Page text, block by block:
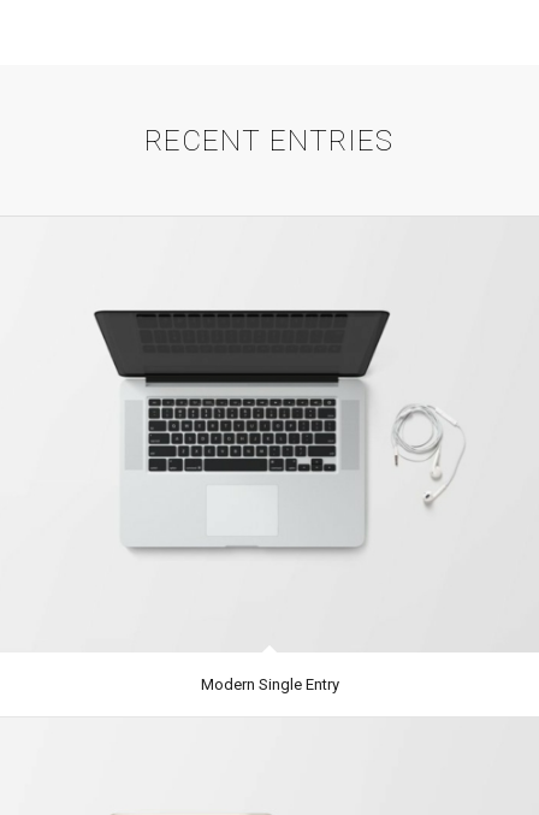
RECENT ENTRIES
Modern Single Entry